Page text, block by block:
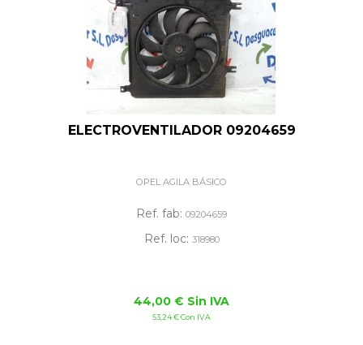
ELECTROVENTILADOR 09204659
OPEL AGILA BÁSICO
Ref. fab: 09204659
Ref. loc: 318980
44,00 € Sin IVA
53,24 € Con IVA